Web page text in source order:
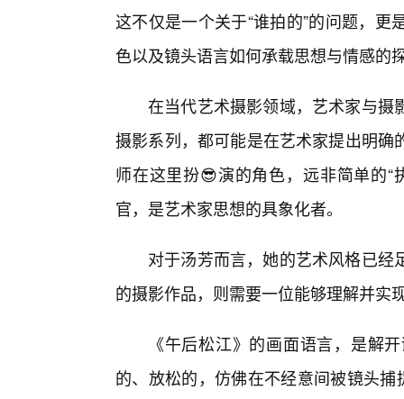
这不仅是一个关于“谁拍的”的问题，
色以及镜头语言如何承载思想与情感的
在当代艺术摄影领域，艺术家与摄
摄影系列，都可能是在艺术家提出明
师在这里扮😎演的角色，远非简单的
官，是艺术家思想的具象化者。
对于汤芳而言，她的艺术风格已
的摄影作品，则需要一位能够理解并实
《午后松江》的画面语言，是解
的、放松的，仿佛在不经意间被镜头